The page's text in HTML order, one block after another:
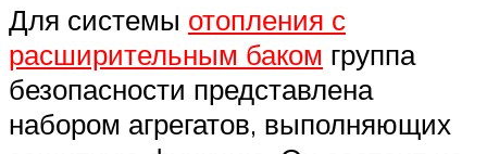
Для системы отопления с
расширительным баком группа
безопасности представлена
набором агрегатов, выполняющих